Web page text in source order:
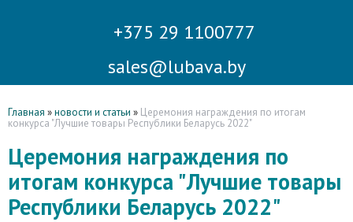
+375 29 1100777
sales@lubava.by
Главная »новости и статьи » Церемония награждения по итогам
конкурса "Лучшие товары Республики Беларусь 2022"
Церемония награждения по
итогам конкурса "Лучшие товары
Республики Беларусь 2022"